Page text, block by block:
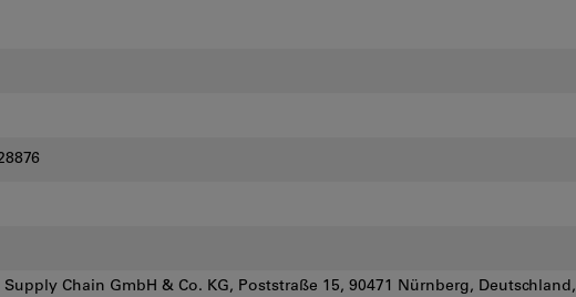
Chain GmbH & Co. KG, Poststraße 15, 90471 Nürnberg, Deutschland,